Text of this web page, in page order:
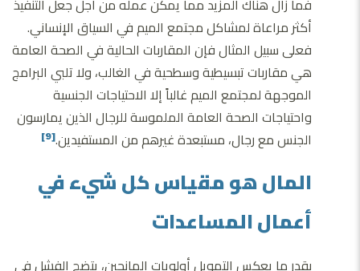
فما زال هناك المزيد مما يمكن عمله من أجل جعل التنفيذ
أكثر مراعاة لمشاكل مجتمع الميم في السياق الإنساني.
فعلى سبيل المثال فإن المقاربات الحالية في الصحة العامة
هي مقاربات تبسيطية وسطحية في الغالب، ولا تلبي البرامج
الموجهة لمجتمع الميم غالباً إلا الاحتياجات الجنسية
واحتياجات الصحة العامة الملموسة للرجال الذين يمارسون
الجنس مع رجال، مستبعدة غيرهم من المستفيدين.[9]
المال هو مقياس كل شيء في
أعمال المساعدات
بقدر ما يعكس التمويل أولويات المانحين، يتضح الفشل في